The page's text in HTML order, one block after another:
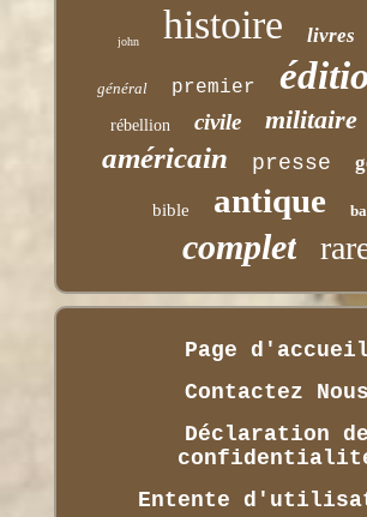
john histoire livres
général premier
rébellion civile militaire
américain presse
bible antique
complet
Page d'accueil
Contactez Nous
Déclaration de
Entente